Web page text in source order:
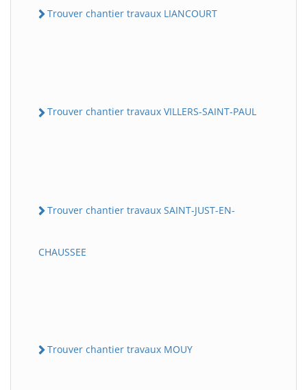
Trouver chantier travaux LIANCOURT
Trouver chantier travaux VILLERS-SAINT-PAUL
Trouver chantier travaux SAINT-JUST-EN-
CHAUSSEE
Trouver chantier travaux MOUY